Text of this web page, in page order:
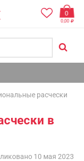
0
0,00
расчески
в
10 мая 2023